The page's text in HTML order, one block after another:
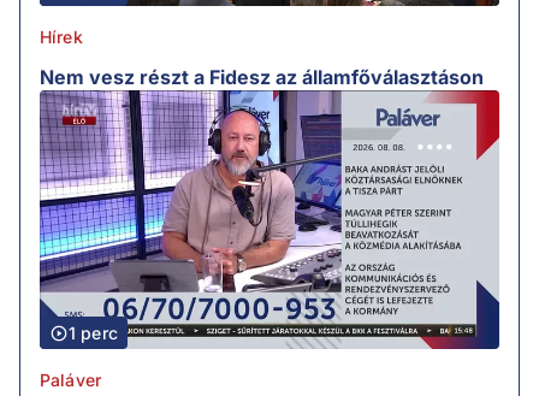
Hírek
Nem vesz részt a Fidesz az államfőválasztáson
1 perc
Paláver